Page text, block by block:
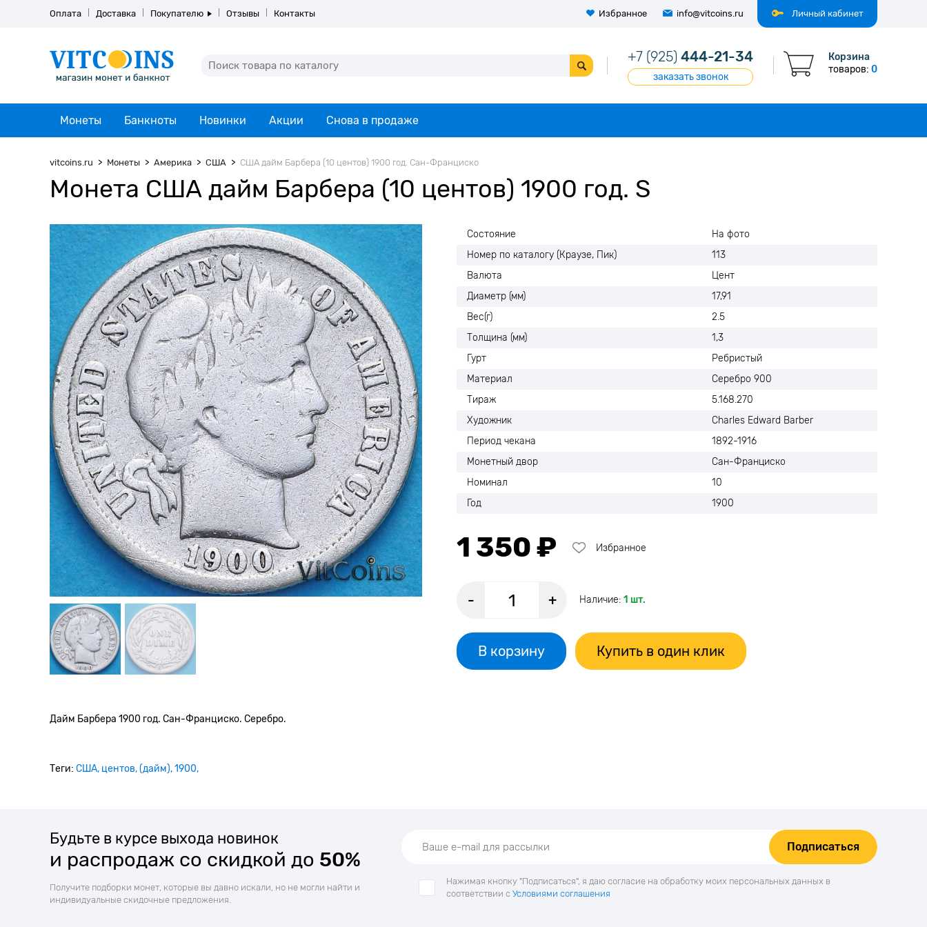
Личный кабинет
Оплата Доставка Покупателю Отзывы Контакты Избранное info@vitcoins.ru
+7 (925) 444-21-34
заказать звонок
Корзина
товаров: 0
Монеты Банкноты Новинки Акции Снова в продаже
vitcoins.ru Монеты Америка США США дайм Барбера (10 центов) 1900 год. Сан-Франциско
Монета США дайм Барбера (10 центов) 1900 год. S
Состояние
На фото
Номер по каталогу (Краузе, Пик)
113
Валюта
Цент
Диаметр (мм)
17,91
Вес(г)
2.5
Толщина (мм)
1,3
Гурт
Ребристый
Материал
Серебро 900
Тираж
5.168.270
Художник
Charles Edward Barber
Период чекана
1892-1916
Монетный двор
Сан-Франциско
Номинал
10
Год
1900
1 350 ₽ Избранное
- + Наличие: 1 шт.
В корзину Купить в один клик
Дайм Барбера 1900 год. Сан-Франциско. Серебро.
Теги: США центов (дайм) 1900
Будьте в курсе выхода новинок
и распродаж со скидкой до 50%
Получите подборки монет, которые вы давно искали, но не могли найти и
индивидуальные скидочные предложения.
Подписаться
Нажимая кнопку "Подписаться", я даю согласие на обработку моих персональных данных в
соответствии с Условиями соглашения